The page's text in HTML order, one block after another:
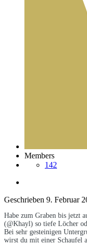
Members
142
Geschrieben 9. Februar
Habe zum Graben bis jetzt
(@Khayl) so tiefe Löcher
Bei sehr gesteinigen
wirst du mit einer Schaufel